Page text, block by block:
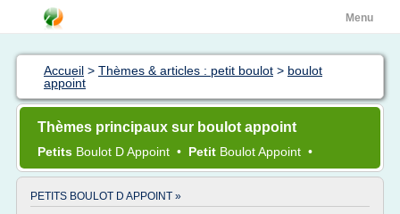
Menu
Accueil > Thèmes & articles : petit boulot > boulot
appoint
Thèmes principaux sur boulot appoint
Petits Boulot DAppoint • Petit Boulot Appoint •
PETITS BOULOT D APPOINT »